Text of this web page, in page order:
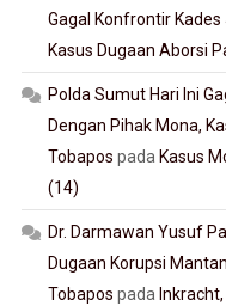
Gagal Konfrontir
Kasus Dugaan Aborsi
Polda Sumut Hari Ini
Dengan Pihak Mona,
Tobapos pada Kasus
(14)
Dr. Darmawan Yusuf
Dugaan Korupsi
Tobapos pada